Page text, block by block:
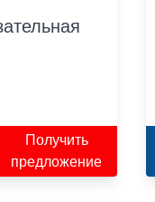
Получить
предложение